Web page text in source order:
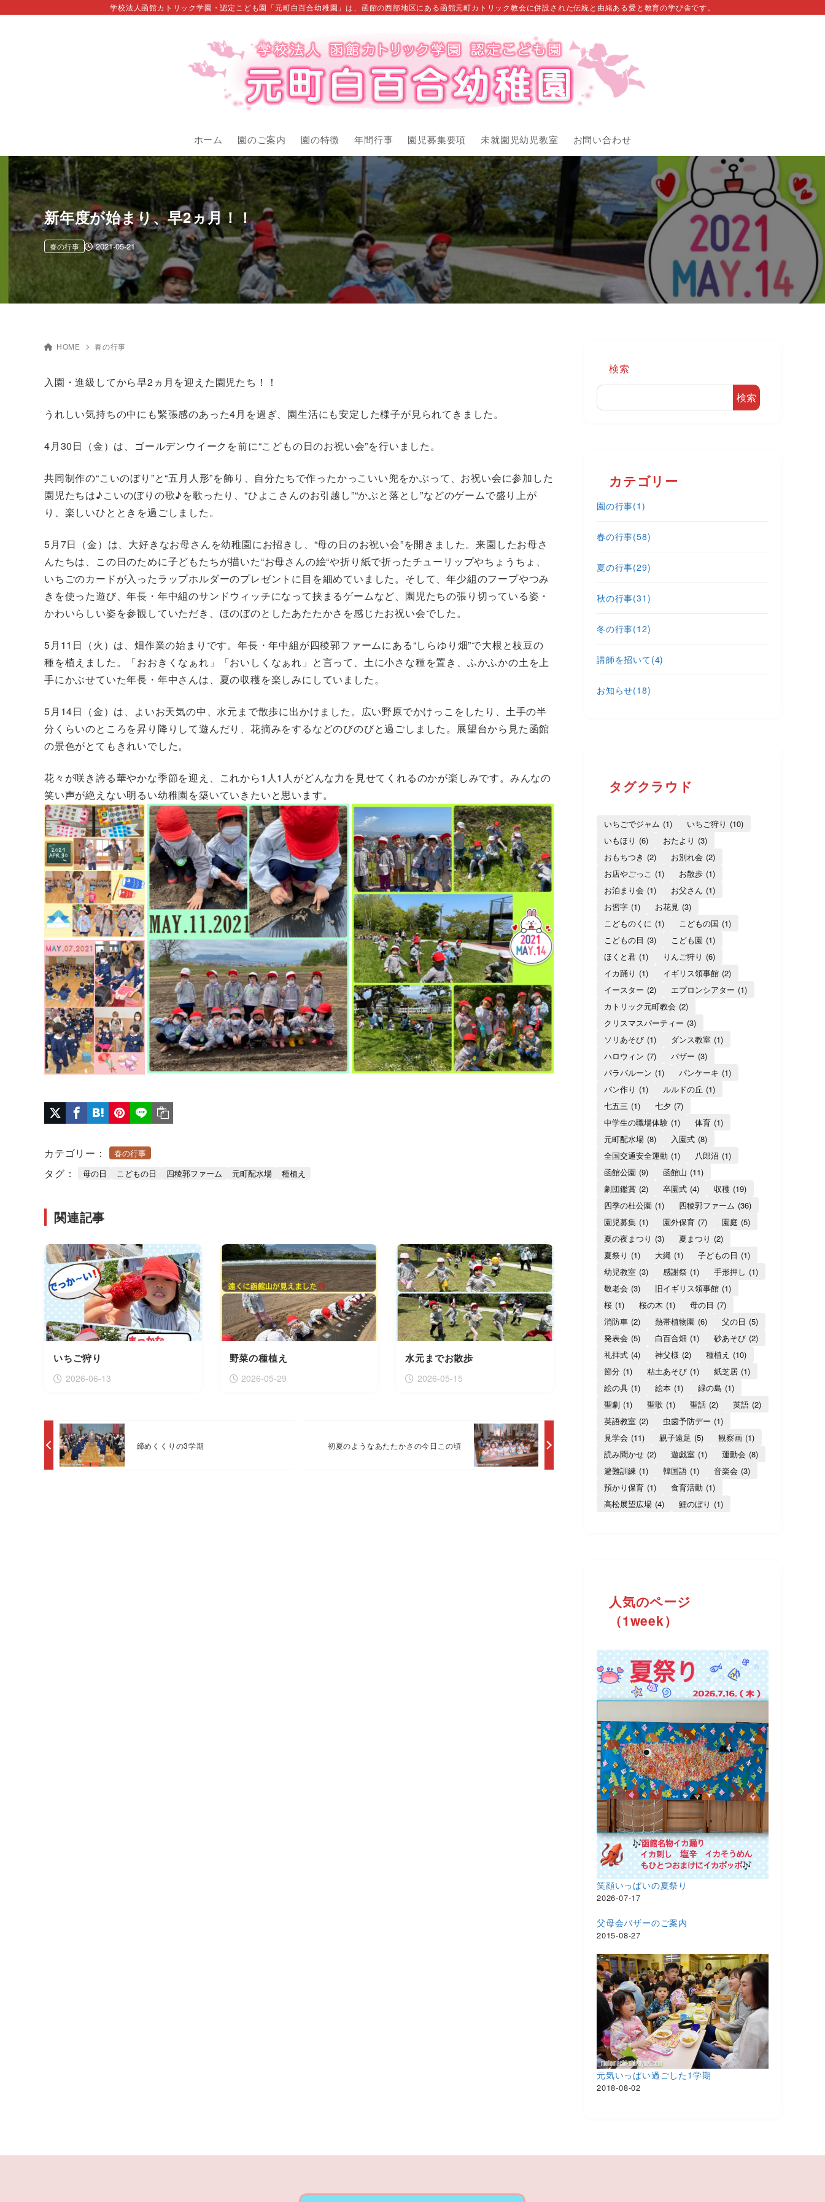
学校法人函館カトリック学園・認定こども園「元町白百合幼稚園」は、函館の西部地区にある函館元町カトリック教会に併設された伝統と由緒ある愛と教育の学び舎です。
ホーム 園のご案内 園の特徴 年間行事 園児募集要項 未就園児幼児教室 お問い合わせ
新年度が始まり、早2ヵ月！！
2021-05-21
春の行事
HOME 春の行事
入園・進級してから早2ヵ月を迎えた園児たち！！
うれしい気持ちの中にも緊張感のあった4月を過ぎ、園生活にも安定した様子が見られてきました。
4月30日（金）は、ゴールデンウイークを前に“こどもの日のお祝い会”を行いました。
共同制作の“こいのぼり”と“五月人形”を飾り、自分たちで作ったかっこいい兜をかぶって、お祝い会に参加した
園児たちは♪こいのぼりの歌♪を歌ったり、“ひよこさんのお引越し”“かぶと落とし”などのゲームで盛り上が
り、楽しいひとときを過ごしました。
5月7日（金）は、大好きなお母さんを幼稚園にお招きし、“母の日のお祝い会”を開きました。来園したお母さ
んたちは、この日のために子どもたちが描いた“お母さんの絵“や折り紙で折ったチューリップやちょうちょ、
いちごのカードが入ったラップホルダーのプレゼントに目を細めていました。そして、年少組のフープやつみ
きを使った遊び、年長・年中組のサンドウィッチになって挟まるゲームなど、園児たちの張り切っている姿・
かわいらしい姿を参観していただき、ほのぼのとしたあたたかさを感じたお祝い会でした。
5月11日（火）は、畑作業の始まりです。年長・年中組が四稜郭ファームにある“しらゆり畑”で大根と枝豆の
種を植えました。「おおきくなぁれ」「おいしくなぁれ」と言って、土に小さな種を置き、ふかふかの土を上
手にかぶせていた年長・年中さんは、夏の収穫を楽しみにしていました。
5月14日（金）は、よいお天気の中、水元まで散歩に出かけました。広い野原でかけっこをしたり、土手の半
分くらいのところを昇り降りして遊んだり、花摘みをするなどのびのびと過ごしました。展望台から見た函館
の景色がとてもきれいでした。
花々が咲き誇る華やかな季節を迎え、これから1人1人がどんな力を見せてくれるのかが楽しみです。みんなの
笑い声が絶えない明るい幼稚園を築いていきたいと思います。
カテゴリー： 春の行事
タグ： 母の日 こどもの日 四稜郭ファーム 元町配水場 種植え
関連記事
いちご狩り
2026-06-13
野菜の種植え
2026-05-29
水元までお散歩
2026-05-15
締めくくりの3学期 初夏のようなあたたかさの今日この頃
検索
検索
カテゴリー
園の行事(1)
春の行事(58)
夏の行事(29)
秋の行事(31)
冬の行事(12)
講師を招いて(4)
お知らせ(18)
タグクラウド
いちごでジャム (1) いちご狩り (10)
いもほり (6) おたより (3)
おもちつき (2) お別れ会 (2)
お店やごっこ (1) お散歩 (1)
お泊まり会 (1) お父さん (1)
お習字 (1) お花見 (3)
こどものくに (1) こどもの国 (1)
こどもの日 (3) こども園 (1)
ほくと君 (1) りんご狩り (6)
イカ踊り (1) イギリス領事館 (2)
イースター (2) エプロンシアター (1)
カトリック元町教会 (2)
クリスマスパーティー (3)
ソリあそび (1) ダンス教室 (1)
ハロウィン (7) バザー (3)
パラバルーン (1) パンケーキ (1)
パン作り (1) ルルドの丘 (1)
七五三 (1) 七夕 (7)
中学生の職場体験 (1) 体育 (1)
元町配水場 (8) 入園式 (8)
全国交通安全運動 (1) 八郎沼 (1)
函館公園 (9) 函館山 (11)
劇団鑑賞 (2) 卒園式 (4) 収穫 (19)
四季の杜公園 (1) 四稜郭ファーム (36)
園児募集 (1) 園外保育 (7) 園庭 (5)
夏の夜まつり (3) 夏まつり (2)
夏祭り (1) 大縄 (1) 子どもの日 (1)
幼児教室 (3) 感謝祭 (1) 手形押し (1)
敬老会 (3) 旧イギリス領事館 (1)
桜 (1) 桜の木 (1) 母の日 (7)
消防車 (2) 熱帯植物園 (6) 父の日 (5)
発表会 (5) 白百合畑 (1) 砂あそび (2)
礼拝式 (4) 神父様 (2) 種植え (10)
節分 (1) 粘土あそび (1) 紙芝居 (1)
絵の具 (1) 絵本 (1) 緑の島 (1)
聖劇 (1) 聖歌 (1) 聖話 (2) 英語 (2)
英語教室 (2) 虫歯予防デー (1)
見学会 (11) 親子遠足 (5) 観察画 (1)
読み聞かせ (2) 遊戯室 (1) 運動会 (8)
避難訓練 (1) 韓国語 (1) 音楽会 (3)
預かり保育 (1) 食育活動 (1)
高松展望広場 (4) 鯉のぼり (1)
人気のページ
（1week）
笑顔いっぱいの夏祭り
2026-07-17
父母会バザーのご案内
2015-08-27
元気いっぱい過ごした1学期
2018-08-02